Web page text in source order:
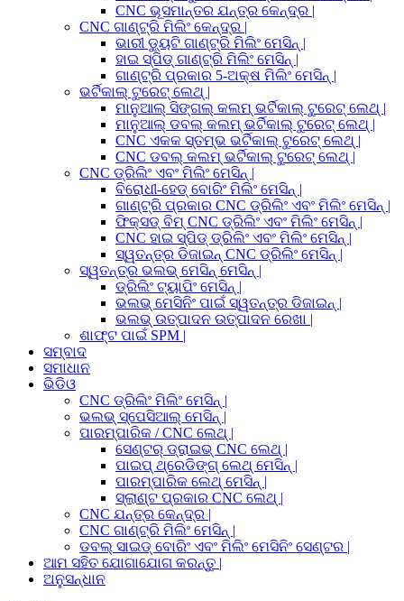
CNC ଭୂସମାନ୍ତର ଯନ୍ତ୍ର କେନ୍ଦ୍ର |
CNC ଗାଣ୍ଟ୍ରି ମିଲିଂ କେନ୍ଦ୍ର |
ଭାରୀ ଡ୍ୟୁଟି ଗାଣ୍ଟ୍ରି ମିଲିଂ ମେସିନ୍ |
ହାଇ ସ୍ପିଡ୍ ଗାଣ୍ଟ୍ରି ମିଲିଂ ମେସିନ୍ |
ଗାଣ୍ଟ୍ରି ପ୍ରକାର 5-ଅକ୍ଷ ମିଲିଂ ମେସିନ୍ |
ଭର୍ଟିକାଲ୍ ଟୁରେଟ୍ ଲେଥ୍ |
ମାନୁଆଲ୍ ସିଙ୍ଗଲ୍ କଲମ୍ ଭର୍ଟିକାଲ୍ ଟୁରେଟ୍ ଲେଥ୍ |
ମାନୁଆଲ୍ ଡବଲ୍ କଲମ୍ ଭର୍ଟିକାଲ୍ ଟୁରେଟ୍ ଲେଥ୍ |
CNC ଏକକ ସ୍ତମ୍ଭ ଭର୍ଟିକାଲ୍ ଟୁରେଟ୍ ଲେଥ୍ |
CNC ଡବଲ୍ କଲମ୍ ଭର୍ଟିକାଲ୍ ଟୁରେଟ୍ ଲେଥ୍ |
CNC ଡ୍ରିଲିଂ ଏବଂ ମିଲିଂ ମେସିନ୍ |
ବିରୋଧୀ-ହେଡ୍ ବୋରିଂ ମିଲିଂ ମେସିନ୍ |
ଗାଣ୍ଟ୍ରି ପ୍ରକାର CNC ଡ୍ରିଲିଂ ଏବଂ ମିଲିଂ ମେସିନ୍ |
ଫିକ୍ସଡ୍ ବିମ୍ CNC ଡ୍ରିଲିଂ ଏବଂ ମିଲିଂ ମେସିନ୍ |
CNC ହାଇ ସ୍ପିଡ୍ ଡ୍ରିଲିଂ ଏବଂ ମିଲିଂ ମେସିନ୍ |
ସ୍ୱତନ୍ତ୍ର ଡିଜାଇନ୍ CNC ଡ୍ରିଲିଂ ମେସିନ୍ |
ସ୍ୱତନ୍ତ୍ର ଭଲଭ୍ ମେସିନ୍ ମେସିନ୍ |
ଡ୍ରିଲିଂ ଟ୍ୟାପିଂ ମେସିନ୍ |
ଭଲଭ୍ ମେସିନିଂ ପାଇଁ ସ୍ୱତନ୍ତ୍ର ଡିଜାଇନ୍ |
ଭଲଭ୍ ଉତ୍ପାଦନ ଉତ୍ପାଦନ ରେଖା |
ଶାଫ୍ଟ ପାଇଁ SPM |
ସମ୍ବାଦ
ସମାଧାନ
ଭିଡିଓ
CNC ଡ୍ରିଲିଂ ମିଲିଂ ମେସିନ୍ |
ଭଲଭ୍ ସ୍ପେସିଆଲ୍ ମେସିନ୍ |
ପାରମ୍ପାରିକ / CNC ଲେଥ୍ |
ସେଣ୍ଟର୍ ଡ୍ରାଇଭ୍ CNC ଲେଥ୍ |
ପାଇପ୍ ଥ୍ରେଡିଙ୍ଗ୍ ଲେଥ୍ ମେସିନ୍ |
ପାରମ୍ପାରିକ ଲେଥ୍ ମେସିନ୍ |
ସ୍ଲାଣ୍ଟ ପ୍ରକାର CNC ଲେଥ୍ |
CNC ଯନ୍ତ୍ର କେନ୍ଦ୍ର |
CNC ଗାଣ୍ଟ୍ରି ମିଲିଂ ମେସିନ୍ |
ଡବଲ୍ ସାଇଡ୍ ବୋରିଂ ଏବଂ ମିଲିଂ ମେସିନିଂ ସେଣ୍ଟର |
ଆମ ସହିତ ଯୋଗାଯୋଗ କରନ୍ତୁ |
ଅନୁସନ୍ଧାନ